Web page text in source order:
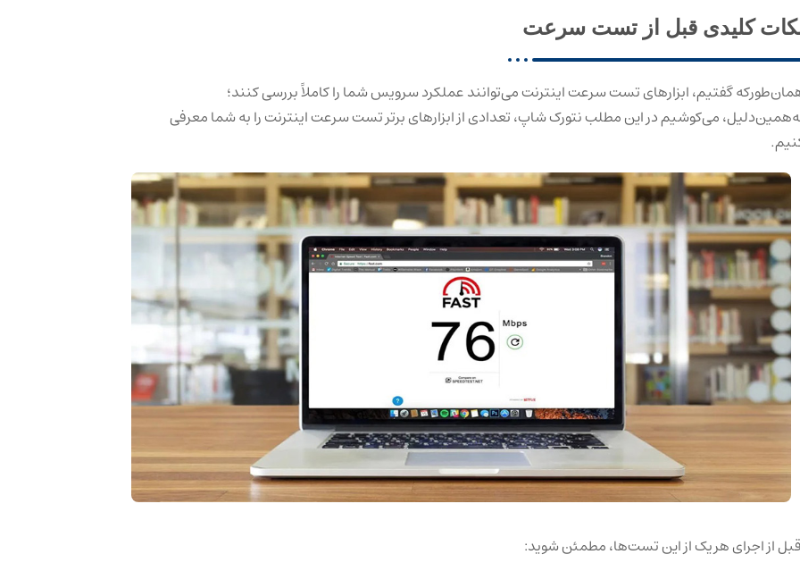
کلیدی قبل از تست سرعت
گفتیم، ابزارهای تست سرعت اینترنت می‌توانند عملکرد سرویس شما را کاملاً بررسی کنند؛
می‌کوشیم در این مطلب نتورک شاپ، تعدادی از ابزارهای برتر تست سرعت اینترنت را به شما معرفی
قبل از اجرای هریک از این تست‌ها، مطمئن شوید: